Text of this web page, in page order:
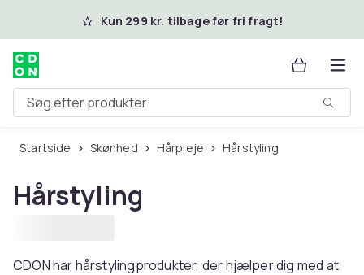
Spring til hovedindhold
Kun 299 kr. tilbage før fri fragt!
Søg efter produkter
Startside Skønhed Hårpleje Hårstyling
Hårstyling
CDON har hårstylingprodukter, der hjælper dig med at